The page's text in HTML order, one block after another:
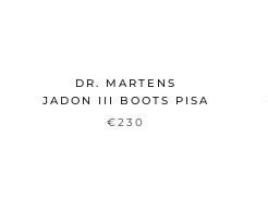
DR. MARTENS
JADON III BOOTS PISA
€230